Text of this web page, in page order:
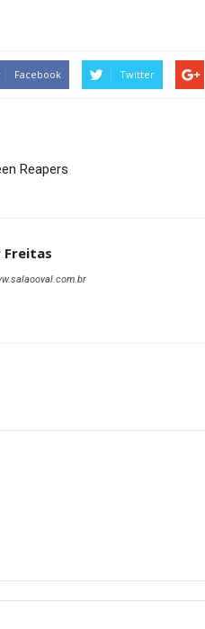
Facebook Twitter
Reapers
Freitas